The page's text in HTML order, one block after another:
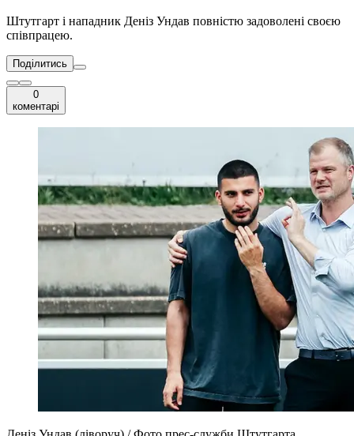
Штутгарт і нападник Деніз Ундав повністю задоволені своєю
співпрацею.
Поділитись
0
коментарі